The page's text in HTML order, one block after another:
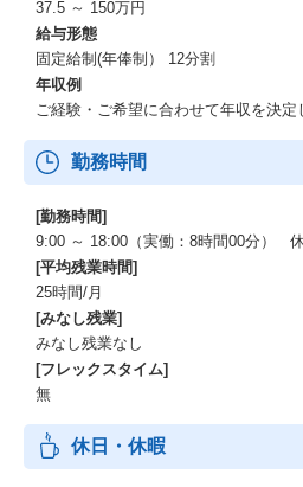
37.5 ～ 150万円
給与形態
固定給制(年俸制） 12分割
年収例
ご経験・ご希望に合わせて年収を決定
勤務時間
[勤務時間]
9:00 ～ 18:00（実働：8時間00分）
[平均残業時間]
25時間/月
[みなし残業]
みなし残業なし
[フレックスタイム]
無
休日・休暇